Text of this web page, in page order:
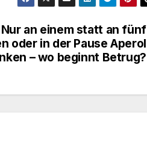
an einem statt an fünf
oder in der Pause Aperol
– wo beginnt Betrug?